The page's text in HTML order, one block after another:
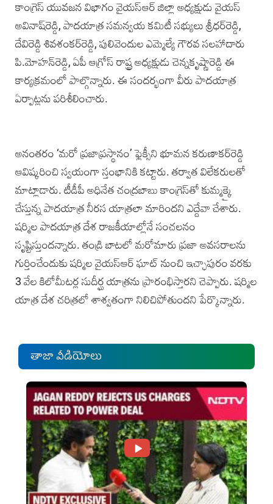
కాంగ్రె‌స్ యువజన విభాగం వైయస్‌ఆర్ జిల్లా అధ్యక్షుడు వైయస్
అవినా‌ష్‌రెడ్డి, పాదయాత్ర సమన్వయ కమిటీ సభ్యులు శ్రీధ‌ర్‌రెడ్డి,
దేవిరెడ్డి శివశంకర్‌రెడ్డి, పులివెందుల ఎమ్మెల్యే గౌరవ సలహాదారు
పి.మోహన్‌రెడ్డి, ఏపీ ఆగ్రోస్ రాష్ట్ర అధ్యక్షుడు చెన్నకృష్ణారెడ్డి ఈ
కార్యక్రమంలో పాల్గొన్నారు.‌ ఈ సందర్భంగా వీరు పాదయాత్ర
ఏర్పాట్లను పరిశీలించారు.
అనంతరం ‘మరో ప్రజాప్రస్థానం’ ఫ్లెక్సీని భూమన కరుణాకర్‌రెడ్డి
ఆవిష్కరించి స్వయంగా స్తంభానికి కట్టారు. తర్వాత విలేకరులతో
మాట్లాడారు. టీడీపీ అధినేత చంద్రబాబు కాంగ్రెస్‌తో కుమ్మక్కై
చేస్తున్న పాదయాత్ర నీరస యాత్రలా మారిందని ఎద్దేవా చేశారు.
షర్మిల పాదయాత్ర దేశ రాజకీయాల్లోనే సంచలనం
సృష్టిస్తుందన్నారు. తండ్రి బాటలో మరోమారు ప్రజా అవసరాలను
గుర్తించేందుకు షర్మిల వైయస్‌ఆర్ ఘా‌ట్ నుంచి ఇచ్ఛాపురం వరకు
3 వేల కిలోమీటర్ల సుదీర్ఘ యాత్రను ప్రారంభిస్తారని చెప్పారు. షర్మిల
యాత్ర దేశ చరిత్రలో శాశ్వతంగా నిలిచిపోతుందని పేర్కొన్నారు.
తాజా వీడియోలు